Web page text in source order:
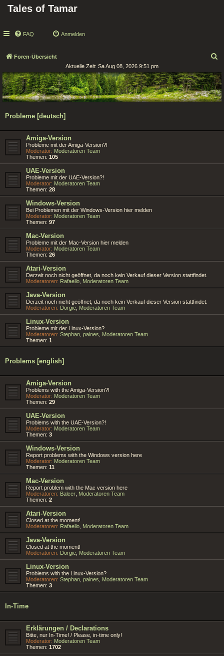
Tales of Tamar
FAQ Anmelden
Foren-Übersicht
c
h
e
Aktuelle Zeit: Sa Aug 08, 2026 9:51 pm
Probleme [deutsch]
Amiga-Version
Probleme mit der Amiga-Version?!
Moderator: Moderatoren Team
Themen: 105
UAE-Version
Probleme mit der UAE-Version?!
Moderator: Moderatoren Team
Themen: 28
Windows-Version
Bei Problemen mit der Windows-Version hier melden
Moderator: Moderatoren Team
Themen: 97
Mac-Version
Probleme mit der Mac-Version hier melden
Moderator: Moderatoren Team
Themen: 26
Atari-Version
Derzeit noch nicht geöffnet, da noch kein Verkauf dieser Version stattfindet.
Moderatoren: Rafaello Moderatoren Team
Java-Version
Derzeit noch nicht geöffnet, da noch kein Verkauf dieser Version stattfindet.
Moderatoren: Dorgie Moderatoren Team
Linux-Version
Probleme mit der Linux-Version?
Moderatoren: Stephan paines
Moderatoren Team
Themen: 1
Problems [english]
Amiga-Version
Problems with the Amiga-Version?!
Moderator: Moderatoren Team
Themen: 29
UAE-Version
Problems with the UAE-Version?!
Moderator: Moderatoren Team
Themen: 3
Windows-Version
Report problems with the Windows version here
Moderator: Moderatoren Team
Themen: 11
Mac-Version
Report problem with the Mac version here
Moderatoren: Balcer Moderatoren Team
Themen: 2
Atari-Version
Closed at the moment!
Moderatoren: Rafaello Moderatoren Team
Java-Version
Closed at the moment!
Moderatoren: Dorgie Moderatoren Team
Linux-Version
Problems with the Linux-Version?
Moderatoren: Stephan paines
Moderatoren Team
Themen: 3
In-Time
Erklärungen / Declarations
Bitte, nur In-Time! / Please, in-time only!
Moderator: Moderatoren Team
Themen: 1702